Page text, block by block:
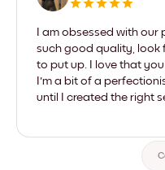
I am obsessed with our
such good quality, look
to put up. I love that
I'm a bit of a
until I created the right